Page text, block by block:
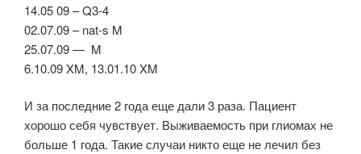
14.05 09 – Q3-4
02.07.09 – nat-s M
25.07.09 — M
6.10.09 XM, 13.01.10 XM
И за последние 2 года еще дали 3 раза. Пациент
хорошо себя чувствует. Выживаемость при глиомах не
больше 1 года. Такие случаи никто еще не лечил без